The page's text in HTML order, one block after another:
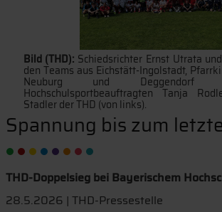
Bild (THD): Schiedsrichter Ernst Utrata
den Teams aus Eichstätt-Ingolstadt,
Neuburg und
Hochschulsportbeauftragten Tanja
Stadler der THD (von links).
Spannung bis zum
THD-Doppelsieg bei Bayerischem
28.5.2026 | THD-Pressestelle